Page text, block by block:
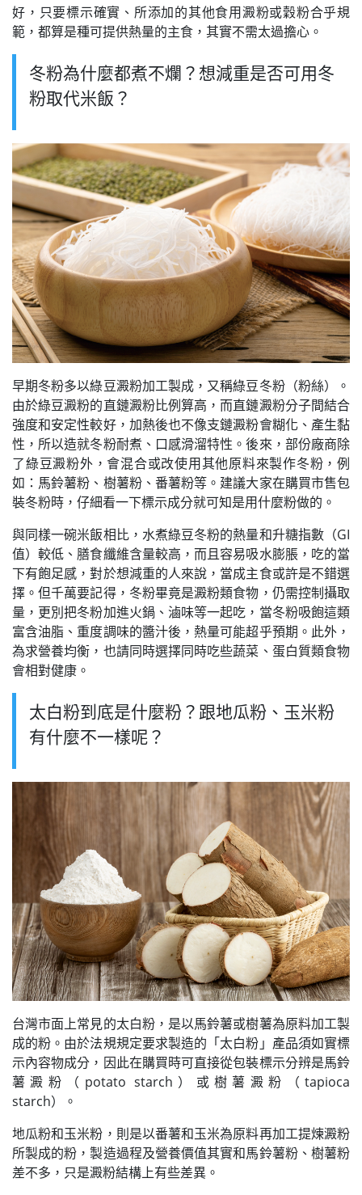
好，只要標示確實、所添加的其他食用澱粉或穀粉合乎規
範，都算是種可提供熱量的主食，其實不需太過擔心。
冬粉為什麼都煮不爛？想減重是否可用冬
粉取代米飯？
早期冬粉多以綠豆澱粉加工製成，又稱綠豆冬粉（粉絲）。
由於綠豆澱粉的直鏈澱粉比例算高，而直鏈澱粉分子間結合
強度和安定性較好，加熱後也不像支鏈澱粉會糊化、產生黏
性，所以造就冬粉耐煮、口感滑溜特性。後來，部份廠商除
了綠豆澱粉外，會混合或改使用其他原料來製作冬粉，例
如：馬鈴薯粉、樹薯粉、番薯粉等。建議大家在購買市售包
裝冬粉時，仔細看一下標示成分就可知是用什麼粉做的。
與同樣一碗米飯相比，水煮綠豆冬粉的熱量和升糖指數（GI
值）較低、膳食纖維含量較高，而且容易吸水膨脹，吃的當
下有飽足感，對於想減重的人來說，當成主食或許是不錯選
擇。但千萬要記得，冬粉畢竟是澱粉類食物，仍需控制攝取
量，更別把冬粉加進火鍋、滷味等一起吃，當冬粉吸飽這類
富含油脂、重度調味的醬汁後，熱量可能超乎預期。此外，
為求營養均衡，也請同時選擇同時吃些蔬菜、蛋白質類食物
會相對健康。
太白粉到底是什麼粉？跟地瓜粉、玉米粉
有什麼不一樣呢？
台灣市面上常見的太白粉，是以馬鈴薯或樹薯為原料加工製
成的粉。由於法規規定要求製造的「太白粉」產品須如實標
示內容物成分，因此在購買時可直接從包裝標示分辨是馬鈴
薯澱粉（potato starch）或樹薯澱粉（tapioca
starch）。
地瓜粉和玉米粉，則是以番薯和玉米為原料再加工提煉澱粉
所製成的粉，製造過程及營養價值其實和馬鈴薯粉、樹薯粉
差不多，只是澱粉結構上有些差異。